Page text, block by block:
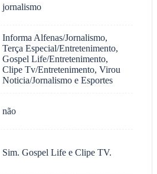
jornalismo
Informa Alfenas/Jornalismo,
Terça Especial/Entretenimento,
Gospel Life/Entretenimento,
Clipe Tv/Entretenimento, Virou
Noticia/Jornalismo e Esportes
não
Sim. Gospel Life e Clipe TV.